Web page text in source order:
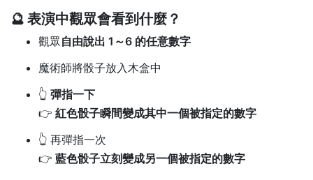
🔮 表演中觀眾會看到什麼？
觀眾 自由說出 1～6 的任意數字
魔術師將骰子放入木盒中
👆 彈指一下
👉 紅色骰子瞬間變成其中一個被指定的數字
👆 再彈指一次
👉 藍色骰子立刻變成另一個被指定的數字